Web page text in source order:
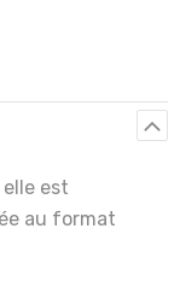
est
au format